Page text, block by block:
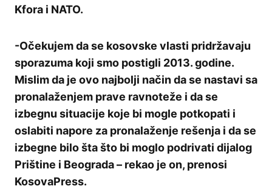
Kfora i NATO.
-Očekujem da se kosovske vlasti pridržavaju
sporazuma koji smo postigli 2013. godine.
Mislim da je ovo najbolji način da se nastavi sa
pronalaženjem prave ravnoteže i da se
izbegnu situacije koje bi mogle potkopati i
oslabiti napore za pronalaženje rešenja i da se
izbegne bilo šta što bi moglo podrivati dijalog
Prištine i Beograda – rekao je on, prenosi
KosovaPress.